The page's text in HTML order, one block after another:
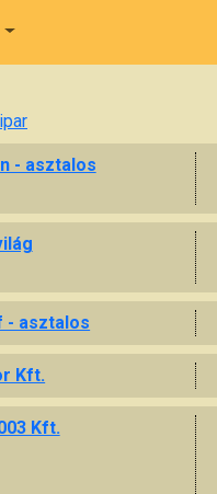
- asztalos
- asztalos
Kft.
Kft.